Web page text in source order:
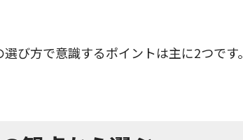
び方で意識するポイントは主に2つです。